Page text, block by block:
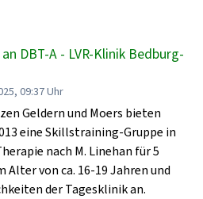
DBT-A - LVR-Klinik Bedburg-
09:37 Uhr
Geldern und Moers bieten
eine Skillstraining-Gruppe in
nach M. Linehan für 5
von ca. 16-19 Jahren und
der Tagesklinik an.